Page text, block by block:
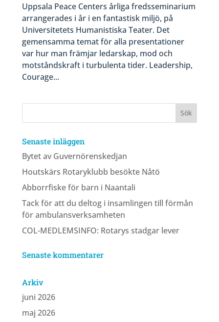
Uppsala Peace Centers årliga fredsseminarium
arrangerades i år i en fantastisk miljö, på
Universitetets Humanistiska Teater. Det
gemensamma temat för alla presentationer
var hur man främjar ledarskap, mod och
motståndskraft i turbulenta tider. Leadership,
Courage...
Senaste inläggen
Bytet av Guvernörenskedjan
Houtskärs Rotaryklubb besökte Nåtö
Abborrfiske för barn i Naantali
Tack för att du deltog i insamlingen till förmån
för ambulansverksamheten
COL-MEDLEMSINFO: Rotarys stadgar lever
Senaste kommentarer
Arkiv
juni 2026
maj 2026